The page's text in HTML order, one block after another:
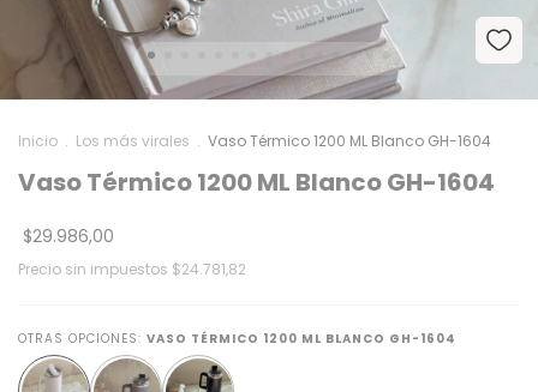
Inicio . Los más virales . Vaso Térmico 1200 ML Blanco GH-1604
Vaso Térmico 1200 ML Blanco GH-1604
$29.986,00
Precio sin impuestos $24.781,82
OTRAS OPCIONES: VASO TÉRMICO 1200 ML BLANCO GH-1604